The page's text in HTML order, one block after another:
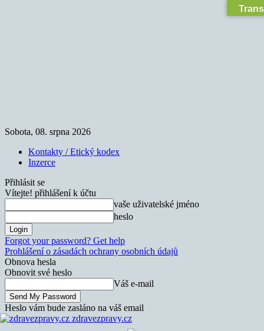
Sobota, 08. srpna 2026
Kontakty / Etický kodex
Inzerce
Přihlásit se
Vítejte! přihlášení k účtu
vaše uživatelské jméno
heslo
Forgot your password? Get help
Prohlášení o zásadách ochrany osobních údajů
Obnova hesla
Obnovit své heslo
Váš e-mail
Heslo vám bude zasláno na váš email
zdravezpravy.cz